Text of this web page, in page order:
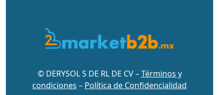
© DERYSOL S DE RL DE CV –Términos y
condiciones – Política de Confidencialidad